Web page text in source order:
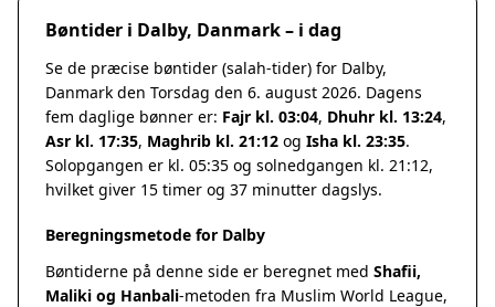
Bøntider i Dalby, Danmark – i dag
Se de præcise bøntider (salah-tider) for Dalby,
Danmark den Torsdag den 6. august 2026. Dagens
fem daglige bønner er: Fajr kl. 03:04, Dhuhr kl. 13:24,
Asr kl. 17:35, Maghrib kl. 21:12 og Isha kl. 23:35.
Solopgangen er kl. 05:35 og solnedgangen kl. 21:12,
hvilket giver 15 timer og 37 minutter dagslys.
Beregningsmetode for Dalby
Bøntiderne på denne side er beregnet med Shafii,
Maliki og Hanbali-metoden fra Muslim World League,